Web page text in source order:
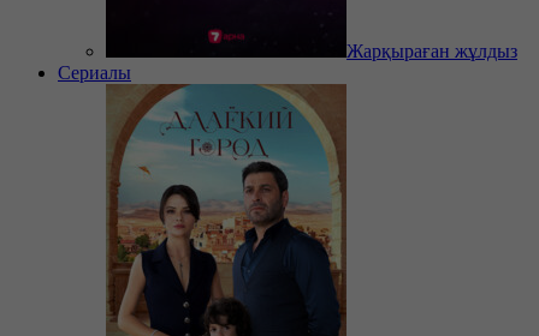
Жарқыраған жұлдыз
Сериалы